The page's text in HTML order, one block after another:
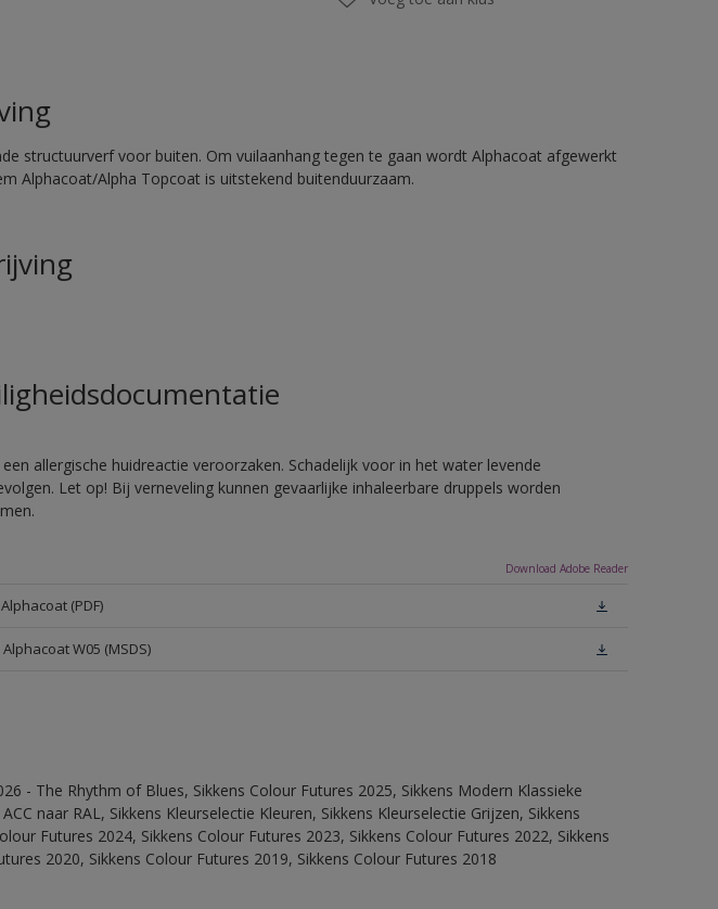
structuurverf voor buiten. Om vuilaanhang tegen te gaan wordt Alphacoat afgewerkt
Alphacoat/Alpha Topcoat is uitstekend buitenduurzaam.
allergische huidreactie veroorzaken. Schadelijk voor in het water levende
Let op! Bij verneveling kunnen gevaarlijke inhaleerbare druppels worden
Download Adobe Reader
(PDF)
W05 (MSDS)
- The Rhythm of Blues, Sikkens Colour Futures 2025, Sikkens Modern Klassieke
naar RAL, Sikkens Kleurselectie Kleuren, Sikkens Kleurselectie Grijzen, Sikkens
Futures 2024, Sikkens Colour Futures 2023, Sikkens Colour Futures 2022, Sikkens
2020, Sikkens Colour Futures 2019, Sikkens Colour Futures 2018